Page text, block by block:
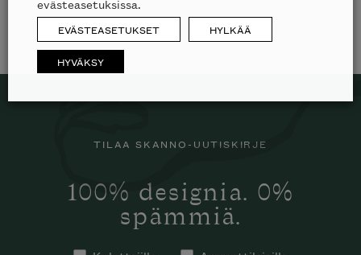
TILAA SKANNO-UUTISKIRJE
100% designia. 0%
spämmiä.
EVÄSTEASETUKSET HYLKÄÄ
HYVÄKSY